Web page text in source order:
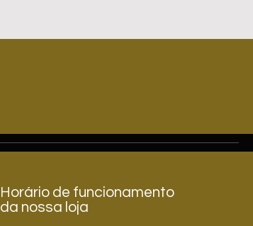
Horário de funcionamento
da nossa loja